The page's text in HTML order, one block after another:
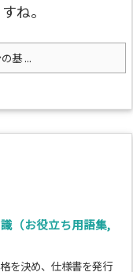
ね。
基 ...
（お役立ち用語集,
を決め、仕様書を発行